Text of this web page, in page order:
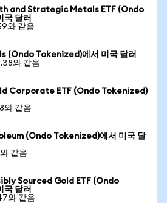
and Strategic Metals ETF (Ondo
달러
와 같음
Tokenized)에서 미국 달러
와 같음
Corporate ETF (Ondo Tokenized)
와 같음
(Ondo Tokenized)에서 미국 달
같음
Sourced Gold ETF (Ondo
달러
와 같음